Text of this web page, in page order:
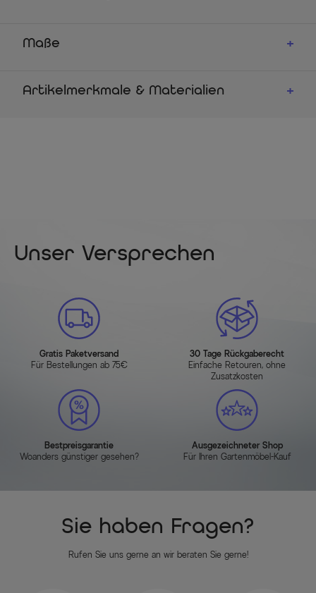
Maße
Artikelmerkmale & Materialien
Unser Versprechen
Gratis Paketversand
Für Bestellungen ab 75€
30 Tage Rückgaberecht
Einfache Retouren, ohne
Zusatzkosten
Bestpreisgarantie
Woanders günstiger gesehen?
Ausgezeichneter Shop
Für Ihren Gartenmöbel-Kauf
Sie haben Fragen?
Rufen Sie uns gerne an wir beraten Sie gerne!